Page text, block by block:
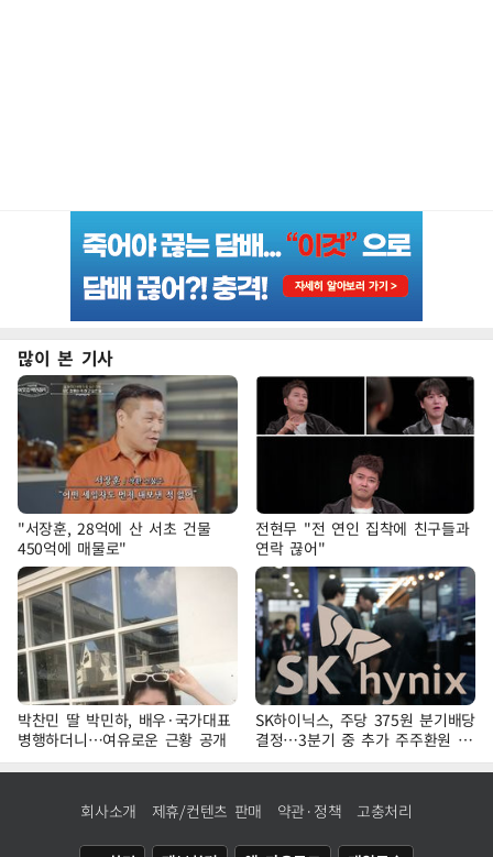
많이 본 기사
"서장훈, 28억에 산 서초 건물
450억에 매물로"
전현무 "전 연인 집착에 친구들과
연락 끊어"
박찬민 딸 박민하, 배우·국가대표
병행하더니…여유로운 근황 공개
SK하이닉스, 주당 375원 분기배당
결정…3분기 중 추가 주주환원 발
표
회사소개 제휴/컨텐츠 판매 약관·정책 고충처리